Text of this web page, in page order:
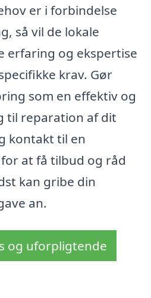
er i forbindelse
så vil de lokale
erfaring og ekspertise
krav. Gør
som en effektiv og
til reparation af dit
kontakt til en
at få tilbud og råd
kan gribe din
an.
og uforpligtende